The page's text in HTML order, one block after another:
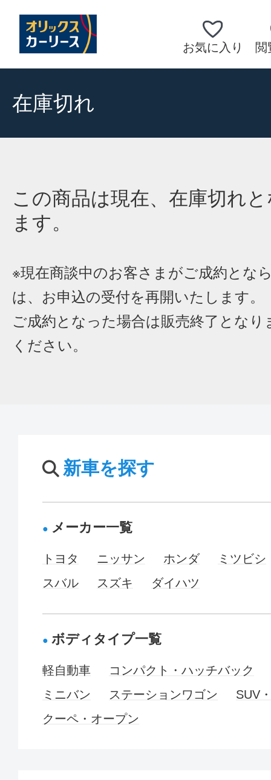
お気に入り 閲
在庫切れ
この商品は現在、在庫切れ
ます。
※現在商談中のお客さまがご成約とな
は、お申込の受付を再開いたします。
ご成約となった場合は販売終了となり
ください。
新車を探す
メーカー一覧
トヨタ ニッサン ホンダ
ミツビシ
スバル
スズキ ダイハツ
ボディタイプ一覧
軽自動車
コンパクト・ハッチバック
ミニバン
ステーションワゴン
SUV
クーペ・オープン